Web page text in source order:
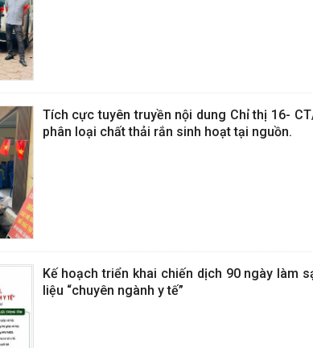
Tích cực tuyên truyền nội dung Chỉ thị 16-
phân loại chất thải rắn sinh hoạt tại nguồn.
Kế hoạch triển khai chiến dịch 90 ngày làm
liệu “chuyên ngành y tế”